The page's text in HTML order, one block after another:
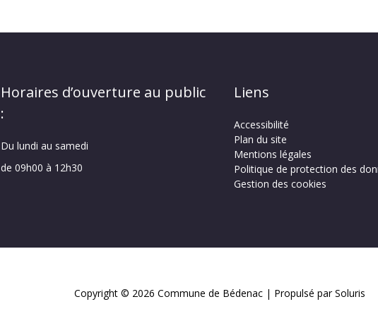
Horaires d’ouverture au public
:
Du lundi au samedi
de 09h00 à 12h30
Liens
Accessibilité
Plan du site
Mentions légales
Politique de protection des
Gestion des cookies
Copyright © 2026 Commune de Bédenac | Propulsé par Soluris